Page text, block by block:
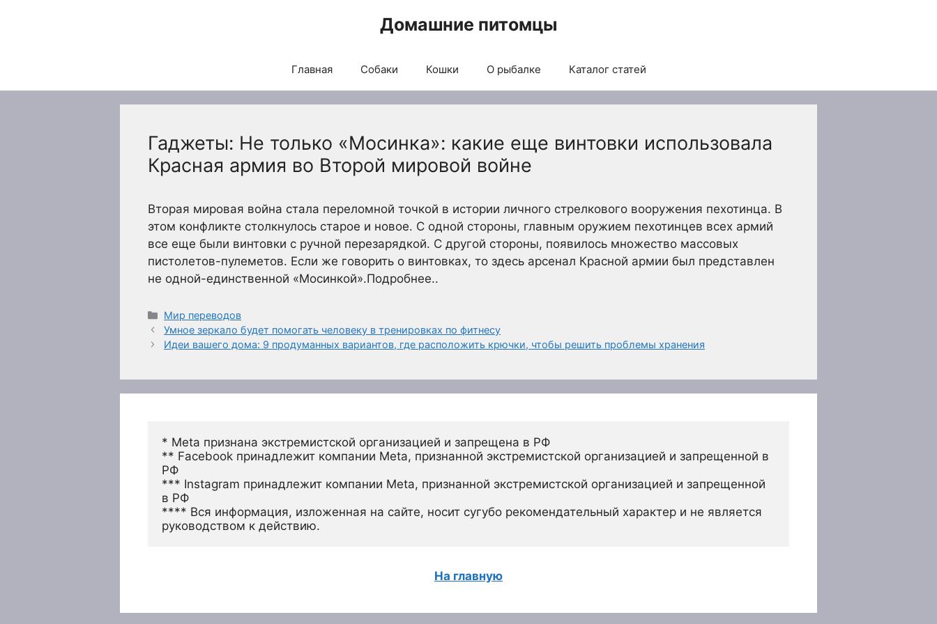
Домашние питомцы
Главная Собаки Кошки О рыбалке Каталог статей
Гаджеты: Не только «Мосинка»: какие еще винтовки использовала
Красная армия во Второй мировой войне
Вторая мировая война стала переломной точкой в истории личного стрелкового вооружения пехотинца. В
этом конфликте столкнулось старое и новое. С одной стороны, главным оружием пехотинцев всех армий
все еще были винтовки с ручной перезарядкой. С другой стороны, появилось множество массовых
пистолетов-пулеметов. Если же говорить о винтовках, то здесь арсенал Красной армии был представлен
не одной-единственной «Мосинкой».Подробнее..
Рубрики
Мир переводов
Умное зеркало будет помогать человеку в тренировках по фитнесу
Идеи вашего дома: 9 продуманных вариантов, где расположить крючки, чтобы решить проблемы хранения
* Meta признана экстремистской организацией и запрещена в РФ
** Facebook принадлежит компании Meta, признанной экстремистской организацией и запрещенной в
РФ
*** Instagram принадлежит компании Meta, признанной экстремистской организацией и запрещенной
в РФ
**** Вся информация, изложенная на сайте, носит сугубо рекомендательный характер и не является
руководством к действию.
На главную